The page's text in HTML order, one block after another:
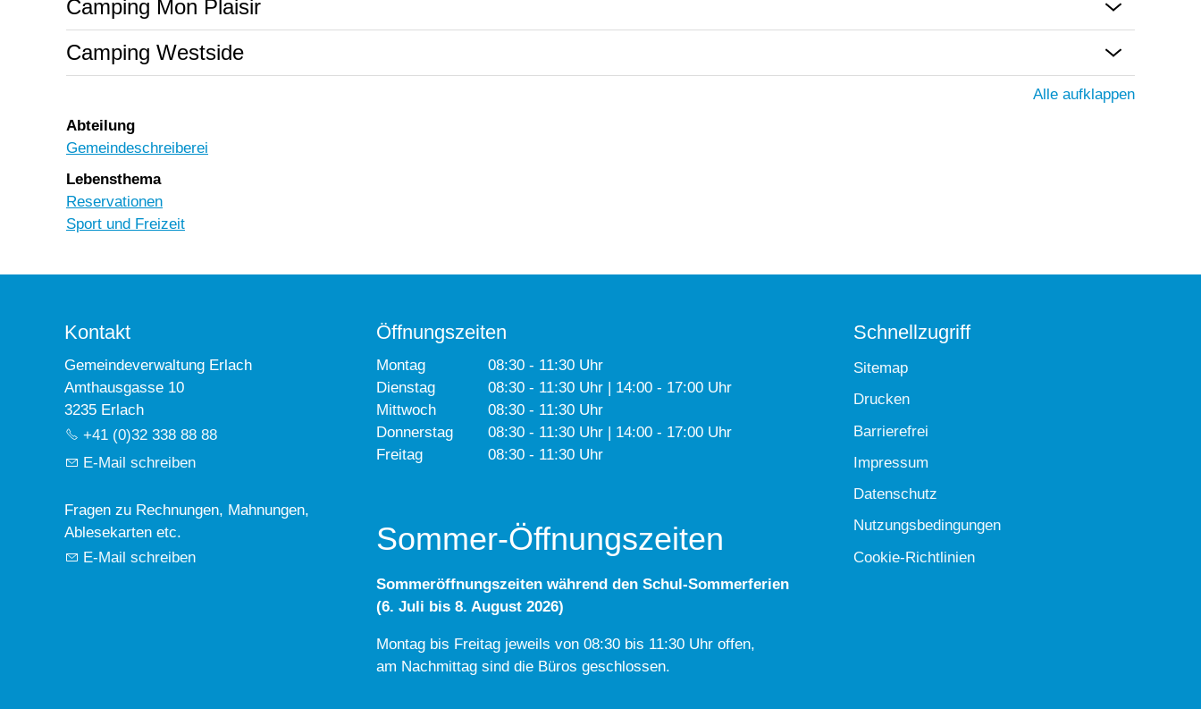
Camping Mon Plaisir
Camping Westside
Alle aufklappen
Abteilung
Gemeindeschreiberei
Lebensthema
Reservationen
Sport und Freizeit
Kontakt
Gemeindeverwaltung Erlach
Amthausgasse 10
3235 Erlach
+41 (0)32 338 88 88
E-Mail schreiben
Fragen zu Rechnungen, Mahnungen,
Ablesekarten etc.
E-Mail schreiben
Öffnungszeiten
Montag
Dienstag
Mittwoch
Donnerstag
Freitag
08:30 - 11:30 Uhr
08:30 - 11:30 Uhr | 14:00 - 17:00 Uhr
08:30 - 11:30 Uhr
08:30 - 11:30 Uhr | 14:00 - 17:00 Uhr
08:30 - 11:30 Uhr
Sommer-Öffnungszeiten
Sommeröffnungszeiten während den Schul-Sommerferien
(6. Juli bis 8. August 2026)
Montag bis Freitag jeweils von 08:30 bis 11:30 Uhr offen,
am Nachmittag sind die Büros geschlossen.
Schnellzugriff
Sitemap
Drucken
Barrierefrei
Impressum
Datenschutz
Nutzungsbedingungen
Cookie-Richtlinien